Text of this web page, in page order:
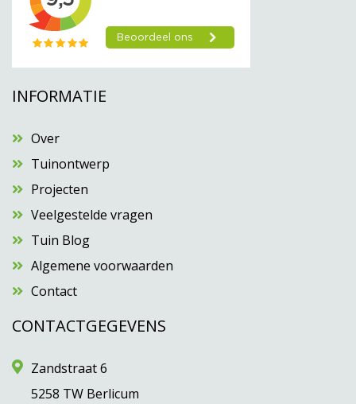
INFORMATIE
Over
Tuinontwerp
Projecten
Veelgestelde vragen
Tuin Blog
Algemene voorwaarden
Contact
CONTACTGEGEVENS
Zandstraat 6
5258 TW Berlicum